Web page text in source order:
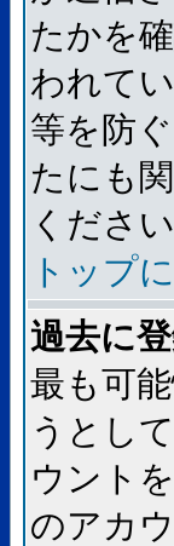
たかを
われて
等を防
たにも
ください
トップ
過去に
最も可
うとし
ウント
のアカ